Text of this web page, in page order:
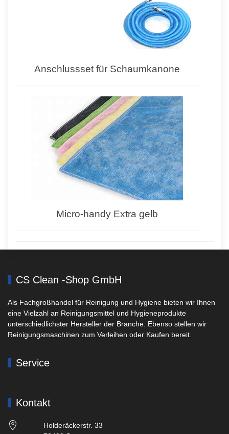
Anschlussset für Schaumkanone
Micro-handy Extra gelb
CS Clean -Shop GmbH
Als Fachgroßhandel für Reinigung und Hygiene bieten wir Ihnen
eine Vielzahl an Reinigungsmittel und Hygieneprodukte
unterschiedlichster Hersteller der Branche. Ebenso stellen wir
Reinigungsmaschinen zum Verleihen oder Kaufen bereit.
Service
Kontakt
Holderäckerstr. 33